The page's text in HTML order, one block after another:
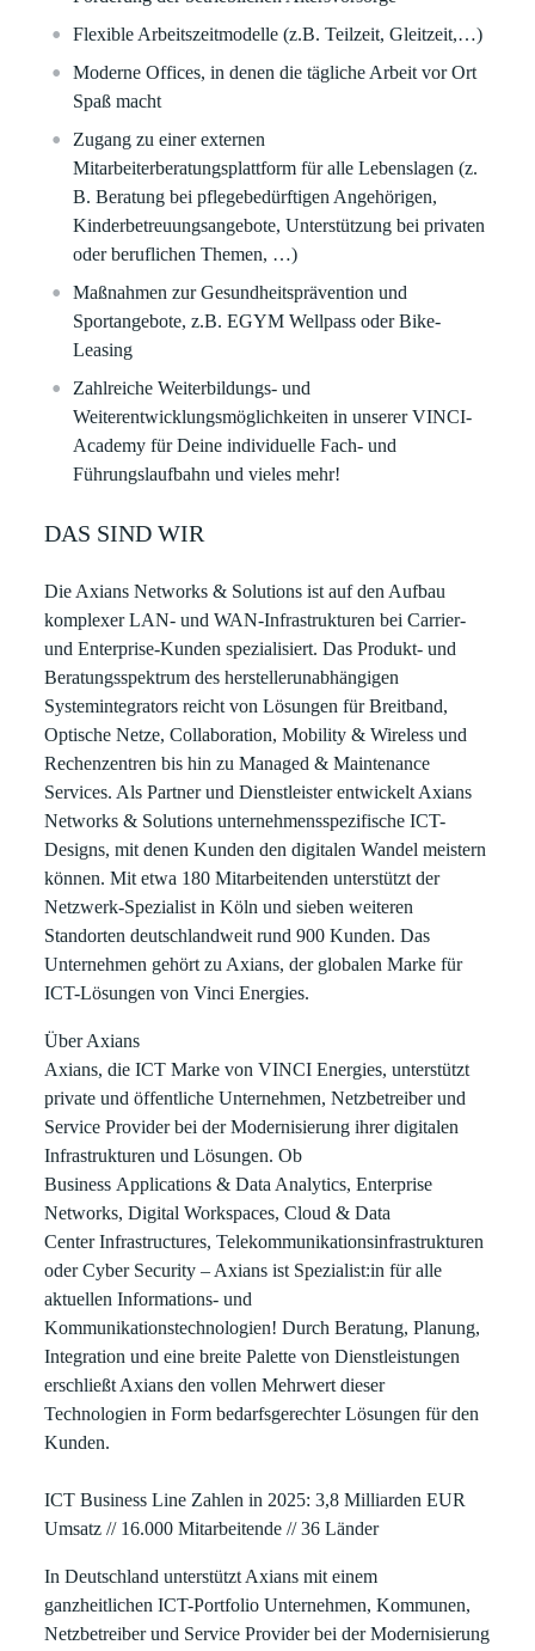
Flexible Arbeitszeitmodelle (z.B. Teilzeit, Gleitzeit,…)
Moderne Offices, in denen die tägliche Arbeit vor Ort
Spaß macht
Zugang zu einer externen
Mitarbeiterberatungsplattform für alle Lebenslagen (z.
B. Beratung bei pflegebedürftigen Angehörigen,
Kinderbetreuungsangebote, Unterstützung bei privaten
oder beruflichen Themen, …)
Maßnahmen zur Gesundheitsprävention und
Sportangebote, z.B. EGYM Wellpass oder Bike-
Leasing
Zahlreiche Weiterbildungs- und
Weiterentwicklungsmöglichkeiten in unserer VINCI-
Academy für Deine individuelle Fach- und
Führungslaufbahn und vieles mehr!
DAS SIND WIR
Die Axians Networks & Solutions ist auf den Aufbau
komplexer LAN- und WAN-Infrastrukturen bei Carrier-
und Enterprise-Kunden spezialisiert. Das Produkt- und
Beratungsspektrum des herstellerunabhängigen
Systemintegrators reicht von Lösungen für Breitband,
Optische Netze, Collaboration, Mobility & Wireless und
Rechenzentren bis hin zu Managed & Maintenance
Services. Als Partner und Dienstleister entwickelt Axians
Networks & Solutions unternehmensspezifische ICT-
Designs, mit denen Kunden den digitalen Wandel meistern
können. Mit etwa 180 Mitarbeitenden unterstützt der
Netzwerk-Spezialist in Köln und sieben weiteren
Standorten deutschlandweit rund 900 Kunden. Das
Unternehmen gehört zu Axians, der globalen Marke für
ICT-Lösungen von Vinci Energies.
Über Axians
Axians, die ICT Marke von VINCI Energies, unterstützt
private und öffentliche Unternehmen, Netzbetreiber und
Service Provider bei der Modernisierung ihrer digitalen
Infrastrukturen und Lösungen. Ob
Business Applications & Data Analytics, Enterprise
Networks, Digital Workspaces, Cloud & Data
Center Infrastructures, Telekommunikationsinfrastrukturen
oder Cyber Security – Axians ist Spezialist:in für alle
aktuellen Informations- und
Kommunikationstechnologien! Durch Beratung, Planung,
Integration und eine breite Palette von Dienstleistungen
erschließt Axians den vollen Mehrwert dieser
Technologien in Form bedarfsgerechter Lösungen für den
Kunden.
ICT Business Line Zahlen in 2025: 3,8 Milliarden EUR
Umsatz // 16.000 Mitarbeitende // 36 Länder
In Deutschland unterstützt Axians mit einem
ganzheitlichen ICT-Portfolio Unternehmen, Kommunen,
Netzbetreiber und Service Provider bei der Modernisierung